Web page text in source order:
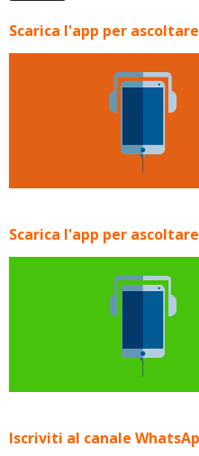
Scarica l'app per
Scarica l'app per
Iscriviti al canale